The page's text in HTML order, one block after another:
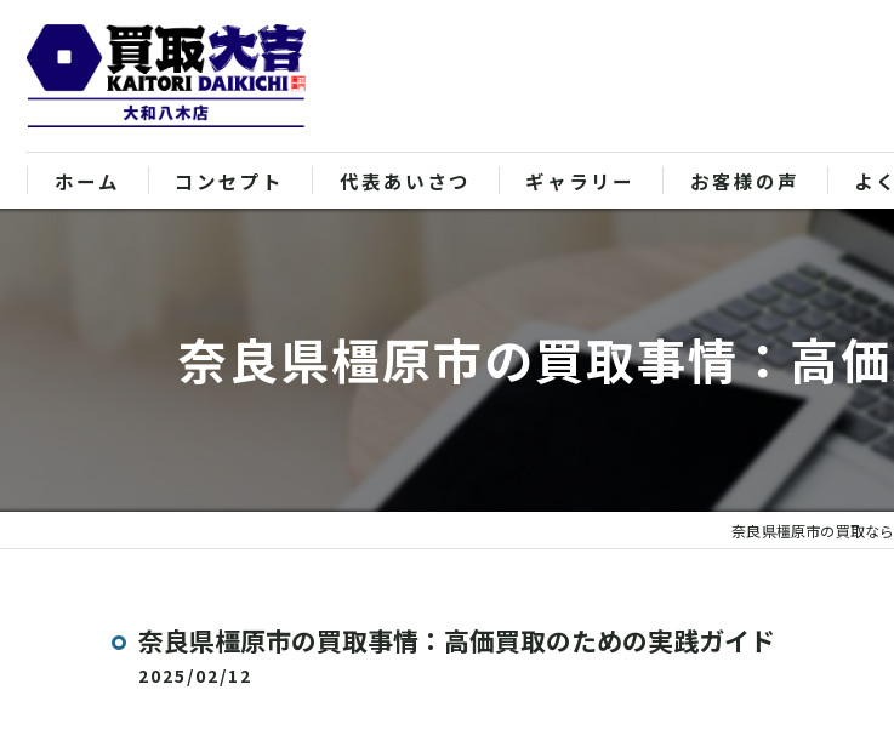
ホーム コンセプト 代表あいさつ ギャラリー お客様の声 よ
奈良県橿原市の買取事情：高
奈良県橿原市の買取な
奈良県橿原市の買取事情：高価買取のための実践ガイド
2025/02/12